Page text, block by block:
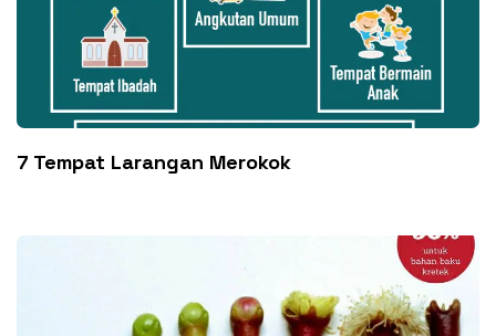
7 Tempat Larangan Merokok